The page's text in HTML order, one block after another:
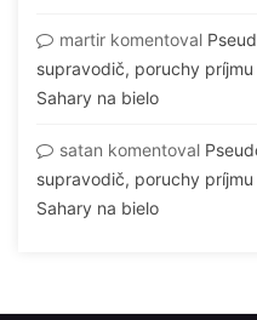
martir komentoval
supravodič, poruchy
Sahary na bielo
satan komentoval
supravodič, poruchy
Sahary na bielo